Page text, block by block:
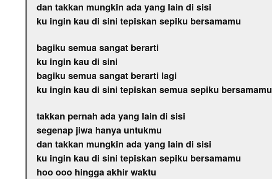
dan takkan mungkin ada yang lain di sisi
ku ingin kau di sini tepiskan sepiku bersamamu
bagiku semua sangat berarti
ku ingin kau di sini
bagiku semua sangat berarti lagi
ku ingin kau di sini tepiskan semua sepiku bersamamu
takkan pernah ada yang lain di sisi
segenap jiwa hanya untukmu
dan takkan mungkin ada yang lain di sisi
ku ingin kau di sini tepiskan sepiku bersamamu
hoo ooo hingga akhir waktu